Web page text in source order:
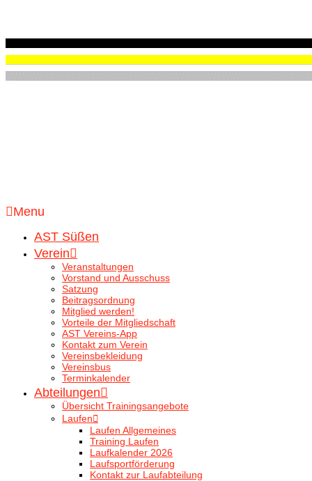
Menu
AST Süßen
Verein
Veranstaltungen
Vorstand und Ausschuss
Satzung
Beitragsordnung
Mitglied werden!
Vorteile der Mitgliedschaft
AST Vereins-App
Kontakt zum Verein
Vereinsbekleidung
Vereinsbus
Terminkalender
Abteilungen
Übersicht Trainingsangebote
Laufen
Laufen Allgemeines
Training Laufen
Laufkalender 2026
Laufsportförderung
Kontakt zur Laufabteilung